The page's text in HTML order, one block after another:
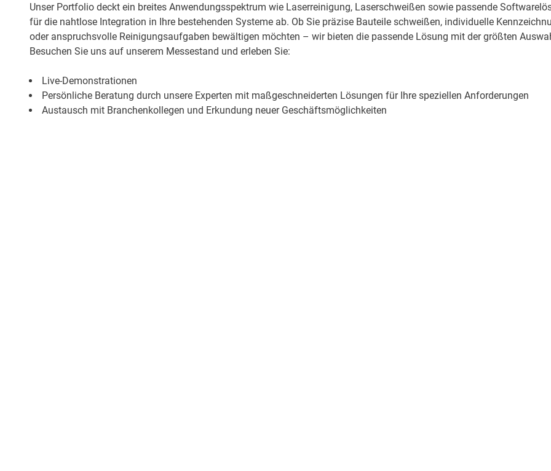
Unser Portfolio deckt ein breites Anwendungsspektrum wie Laserreinigung, Laserschweißen sowie passende
für die nahtlose Integration in Ihre bestehenden Systeme ab. Ob Sie präzise Bauteile schweißen, individuelle
oder anspruchsvolle Reinigungsaufgaben bewältigen möchten – wir bieten die passende Lösung mit der größten
Besuchen Sie uns auf unserem Messestand und erleben Sie:
Live-Demonstrationen
Persönliche Beratung durch unsere Experten mit maßgeschneiderten Lösungen für Ihre speziellen Anforderungen
Austausch mit Branchenkollegen und Erkundung neuer Geschäftsmöglichkeiten